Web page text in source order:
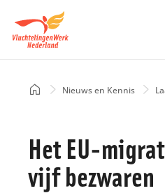
inhoud
HomeNieuws en Kennis
Het EU-
vijf bezwaren